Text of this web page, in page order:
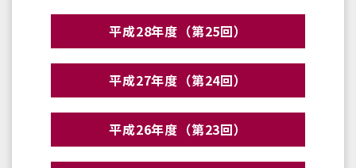
平成28年度（第25回）
平成27年度（第24回）
平成26年度（第23回）